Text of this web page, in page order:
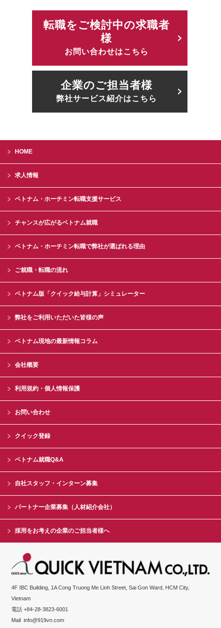
転職をご検討中の求職者
様
お問い合わせはこちら
企業のご担当者様
弊社サービス紹介はこちら
HOME
求人情報
ベトナム・ホーチミン転職支援サービス
チャンスが広がるベトナム就職
ベトナム・ホーチミン転職で弊社が選ばれる理由
ご就職・転職の流れ
ベトナム版「クイック給与計算」シミュレーター
弊社をご利用いただいた皆様の声
ベトナム現地の最新情報コラム
会社概要
利用規約・個人情報保護
お問い合わせ
クイック登録
ベトナム就職Q&A
自社スタッフ・インターン募集
パートナー企業募集（人材紹介会社）
採用をお考えの企業のご担当者様へ
4F IBC Building, 1A Cong Truong Me Linh Street, Sai Gon Ward, HCM City,
Vietnam
電話 +84-28-3823-6001
Mailinfo@919vn.com